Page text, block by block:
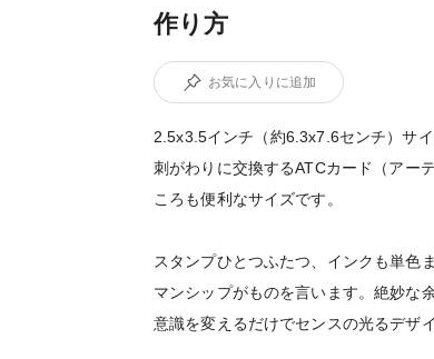
作り方
お気に入りに追加
2.5x3.5インチ（約6.3x7.6センチ）サ
刺がわりに交換するATCカード（アー
ころも便利なサイズです。
スタンプひとつふたつ、インクも単色
マンシップがものを言います。絶妙な
意識を変えるだけでセンスの光るデ